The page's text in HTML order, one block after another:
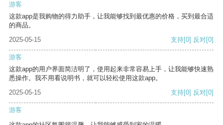
游客
这款app是我购物的得力助手，让我能够找到最优惠的价格，买到最合适
的商品。
2025-05-15
支持[0] 反对[0]
游客
这款app的用户界面简洁明了，使用起来非常容易上手，让我能够快速熟
悉操作。我不用看说明书，就可以轻松使用这款app。
2025-05-15
支持[0] 反对[0]
游客